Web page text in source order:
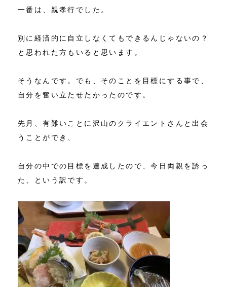
一番は、親孝行でした。
別に経済的に自立しなくてもできるんじゃないの？
と思われた方もいると思います。
そうなんです。でも、そのことを目標にする事で、
自分を奮い立たせたかったのです。
先月、有難いことに沢山のクライエントさんと出会
うことができ、
自分の中での目標を達成したので、今日両親を誘っ
た、という訳です。